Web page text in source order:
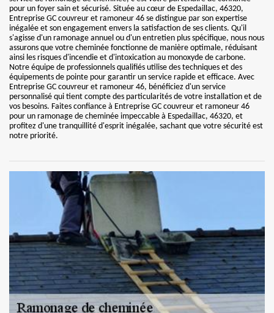
pour un foyer sain et sécurisé. Située au cœur de Espedaillac, 46320,
Entreprise GC couvreur et ramoneur 46 se distingue par son expertise
inégalée et son engagement envers la satisfaction de ses clients. Qu'il
s'agisse d'un ramonage annuel ou d'un entretien plus spécifique, nous nous
assurons que votre cheminée fonctionne de manière optimale, réduisant
ainsi les risques d'incendie et d'intoxication au monoxyde de carbone.
Notre équipe de professionnels qualifiés utilise des techniques et des
équipements de pointe pour garantir un service rapide et efficace. Avec
Entreprise GC couvreur et ramoneur 46, bénéficiez d'un service
personnalisé qui tient compte des particularités de votre installation et de
vos besoins. Faites confiance à Entreprise GC couvreur et ramoneur 46
pour un ramonage de cheminée impeccable à Espedaillac, 46320, et
profitez d'une tranquillité d'esprit inégalée, sachant que votre sécurité est
notre priorité.